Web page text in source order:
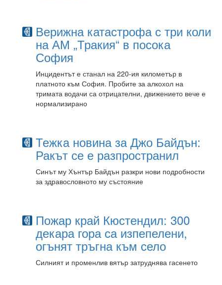
Верижна катастрофа с три коли
на АМ „Тракия“ в посока
София
Инцидентът е станал на 220-ия километър в
платното към София. Пробите за алкохол на
тримата водачи са отрицателни, движението вече е
нормализирано
Тежка новина за Джо Байдън:
Ракът се е разпространил
Синът му Хънтър Байдън разкри нови подробности
за здравословното му състояние
Пожар край Кюстендил: 300
декара гора са изпепелени,
огънят тръгна към село
Силният и променлив вятър затруднява гасенето